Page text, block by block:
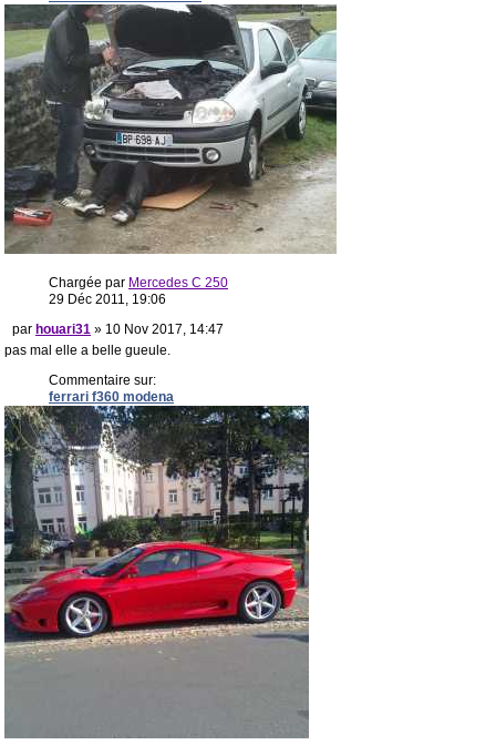
Chargée par Mercedes C 250
29 Déc 2011, 19:06
par houari31 » 10 Nov 2017, 14:47
pas mal elle a belle gueule.
Commentaire sur:
ferrari f360 modena